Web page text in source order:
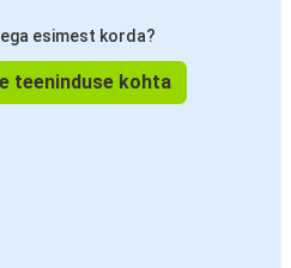
esimest korda?
teeninduse kohta